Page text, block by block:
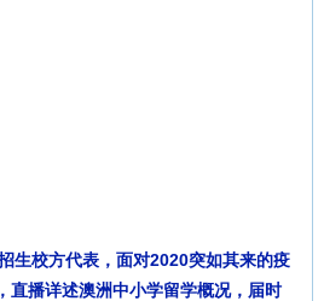
校方代表，面对2020突如其来的疫
直播详述澳洲中小学留学概况，届时